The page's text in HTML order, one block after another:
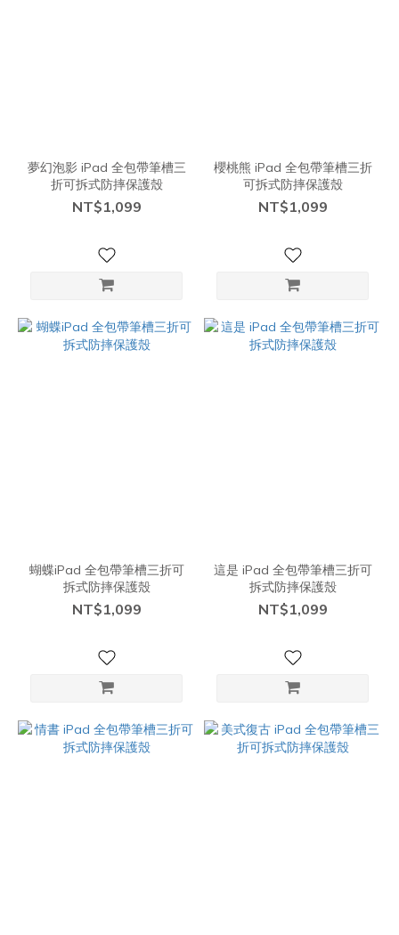
夢幻泡影 iPad 全包帶筆槽三
折可拆式防摔保護殼
NT$1,099
櫻桃熊 iPad 全包帶筆槽三折
可拆式防摔保護殼
NT$1,099
蝴蝶iPad 全包帶筆槽三折可
拆式防摔保護殼
NT$1,099
這是 iPad 全包帶筆槽三折可
拆式防摔保護殼
NT$1,099